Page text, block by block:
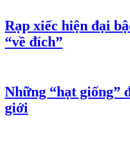
Rạp xiếc hiện đại
“về đích”
Những “hạt giống”
giới